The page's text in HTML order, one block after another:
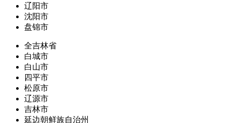
辽阳市
沈阳市
盘锦市
全吉林省
白城市
白山市
四平市
松原市
辽源市
吉林市
延边朝鲜族自治州